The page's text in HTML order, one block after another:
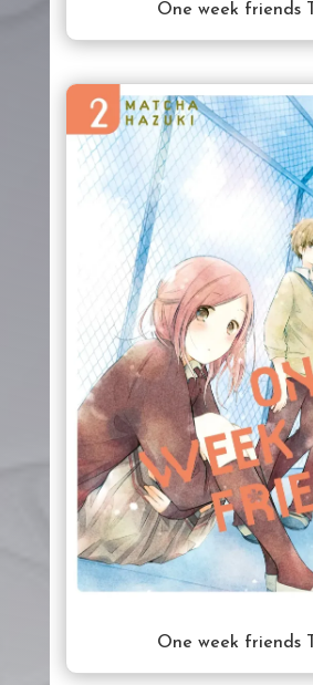
One week friends
One week friends